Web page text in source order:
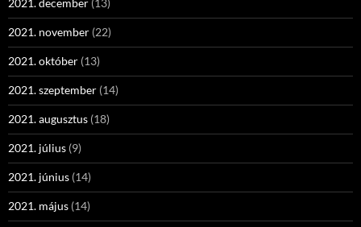
2021. december (13)
2021. november (22)
2021. október (13)
2021. szeptember (14)
2021. augusztus (18)
2021. július (9)
2021. június (14)
2021. május (14)